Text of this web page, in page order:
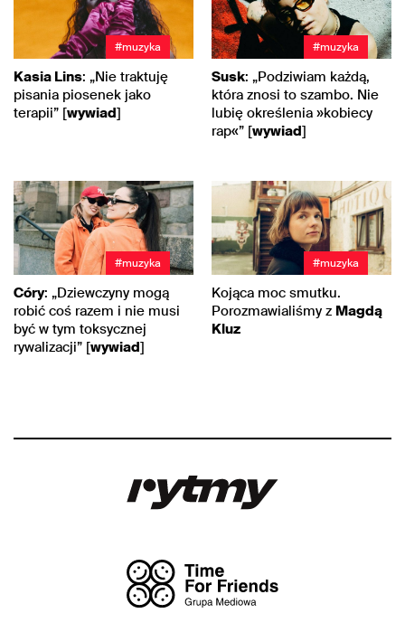
#muzyka
Kasia Lins: „Nie traktuję
pisania piosenek jako
terapii” [wywiad]
#muzyka
Susk: „Podziwiam każdą,
która znosi to szambo. Nie
lubię określenia »kobiecy
rap«” [wywiad]
#muzyka
Córy: „Dziewczyny mogą
robić coś razem i nie musi
być w tym toksycznej
rywalizacji” [wywiad]
#muzyka
Kojąca moc smutku.
Porozmawialiśmy z Magdą
Kluz